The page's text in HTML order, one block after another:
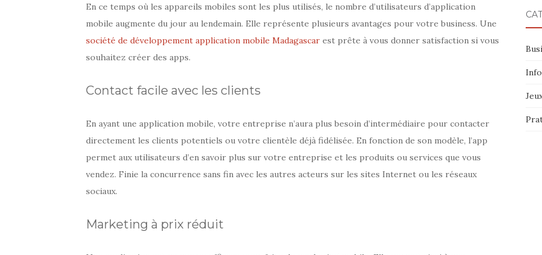
En ce temps où les appareils mobiles sont les plus utilisés, le nombre d’utilisateurs d’application
mobile augmente du jour au lendemain. Elle représente plusieurs avantages pour votre business. Une
société de développement application mobile Madagascar est prête à vous donner satisfaction si vous
souhaitez créer des apps.
Contact facile avec les clients
En ayant une application mobile, votre entreprise n’aura plus besoin d’intermédiaire pour contacter
directement les clients potentiels ou votre clientèle déjà fidélisée. En fonction de son modèle, l’app
permet aux utilisateurs d’en savoir plus sur votre entreprise et les produits ou services que vous
vendez. Finie la concurrence sans fin avec les autres acteurs sur les sites Internet ou les réseaux
sociaux.
Marketing à prix réduit